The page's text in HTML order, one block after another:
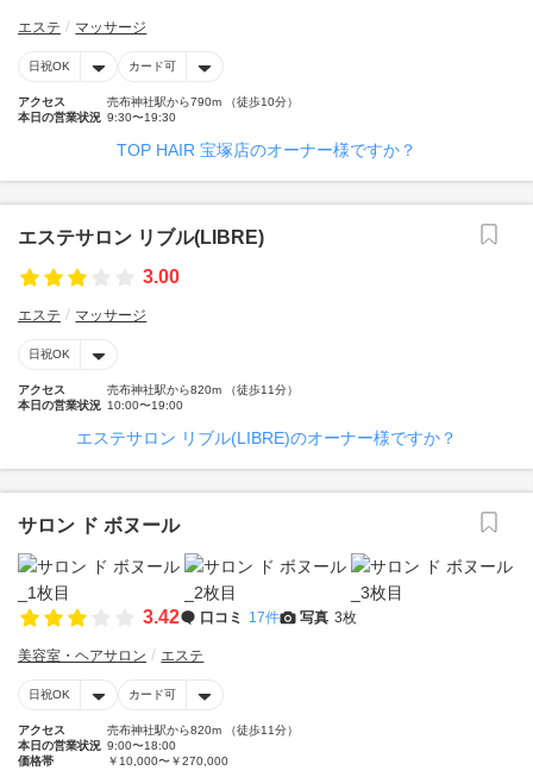
エステ マッサージ
日祝OK カード可
アクセス
売布神社駅から790m （徒歩10分）
本日の営業状況 9:30〜19:30
TOP HAIR 宝塚店のオーナー様ですか？
エステサロン リブル(LIBRE)
3.00
エステ マッサージ
日祝OK
アクセス
売布神社駅から820m （徒歩11分）
本日の営業状況 10:00〜19:00
エステサロン リブル(LIBRE)のオーナー様ですか？
サロン ド ボヌール
3.42 口コミ 17件 写真 3枚
美容室・ヘアサロン エステ
日祝OK カード可
アクセス
売布神社駅から820m （徒歩11分）
本日の営業状況 9:00〜18:00
価格帯
￥10,000〜￥270,000